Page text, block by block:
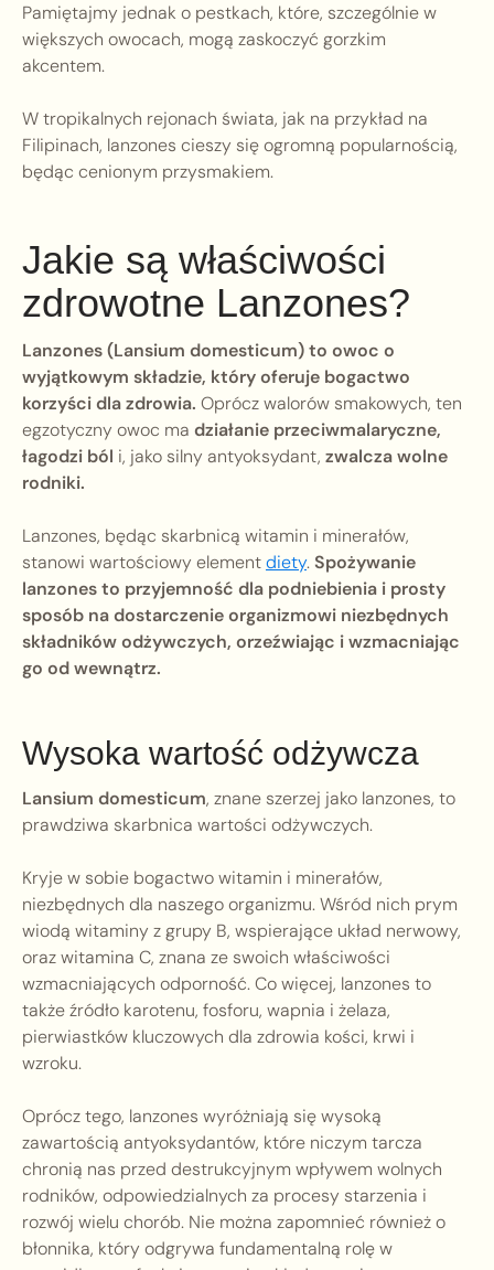
Pamiętajmy jednak o pestkach, które, szczególnie w
większych owocach, mogą zaskoczyć gorzkim
akcentem.
W tropikalnych rejonach świata, jak na przykład na
Filipinach, lanzones cieszy się ogromną popularnością,
będąc cenionym przysmakiem.
Jakie są właściwości
zdrowotne Lanzones?
Lanzones (Lansium domesticum) to owoc o
wyjątkowym składzie, który oferuje bogactwo
korzyści dla zdrowia. Oprócz walorów smakowych, ten
egzotyczny owoc ma działanie przeciwmalaryczne,
łagodzi ból i, jako silny antyoksydant, zwalcza wolne
rodniki.
Lanzones, będąc skarbnicą witamin i minerałów,
stanowi wartościowy elementdiety.Spożywanie
lanzones to przyjemność dla podniebienia i prosty
sposób na dostarczenie organizmowi niezbędnych
składników odżywczych, orzeźwiając i wzmacniając
go od wewnątrz.
Wysoka wartość odżywcza
Lansium domesticum, znane szerzej jako lanzones, to
prawdziwa skarbnica wartości odżywczych.
Kryje w sobie bogactwo witamin i minerałów,
niezbędnych dla naszego organizmu. Wśród nich prym
wiodą witaminy z grupy B, wspierające układ nerwowy,
oraz witamina C, znana ze swoich właściwości
wzmacniających odporność. Co więcej, lanzones to
także źródło karotenu, fosforu, wapnia i żelaza,
pierwiastków kluczowych dla zdrowia kości, krwi i
wzroku.
Oprócz tego, lanzones wyróżniają się wysoką
zawartością antyoksydantów, które niczym tarcza
chronią nas przed destrukcyjnym wpływem wolnych
rodników, odpowiedzialnych za procesy starzenia i
rozwój wielu chorób. Nie można zapomnieć również o
błonnika, który odgrywa fundamentalną rolę w